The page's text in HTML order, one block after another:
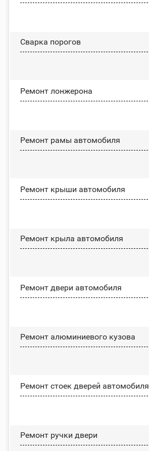
Сварка порогов
Ремонт лонжерона
Ремонт рамы автомобиля
Ремонт крыши автомобиля
Ремонт крыла автомобиля
Ремонт двери автомобиля
Ремонт алюминиевого кузова
Ремонт стоек дверей автомобиля
Ремонт ручки двери